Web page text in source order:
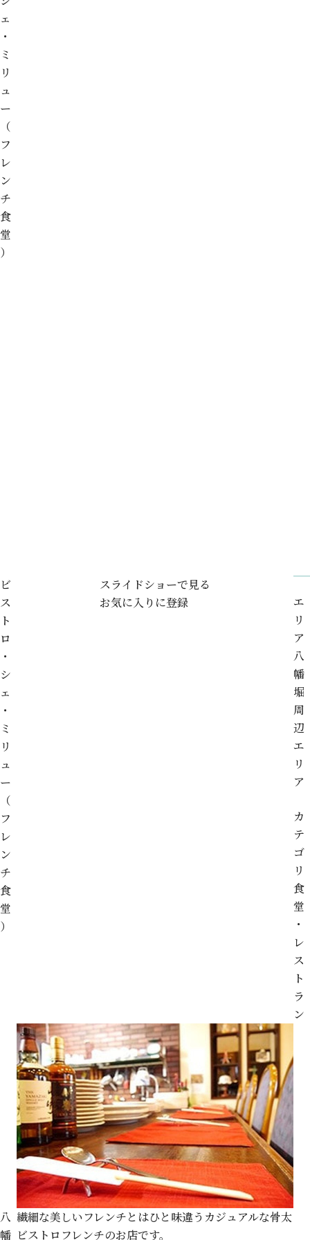
ェ
・
ミ
リ
ュ
ー
（
フ
レ
ン
チ
食
堂
）
ビ
ス
ト
ロ
・
シ
ェ
・
ミ
リ
ュ
ー
（
フ
レ
ン
チ
食
堂
）
スライドショーで見る
お気に入りに登録
エ
リ
ア
八
幡
堀
周
辺
エ
リ
ア
カ
テ
ゴ
リ
食
堂
・
レ
ス
ト
ラ
ン
八
幡
繊細な美しいフレンチとはひと味違うカジュアルな骨太
ビストロフレンチのお店です。